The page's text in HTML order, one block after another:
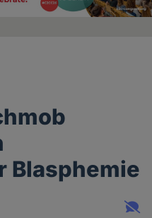
Blasphemie